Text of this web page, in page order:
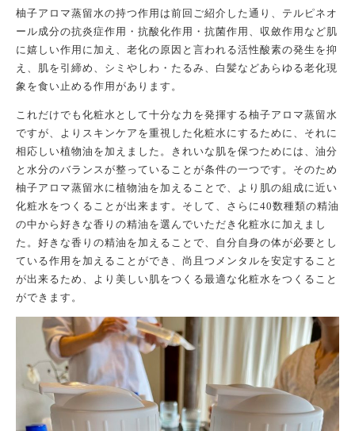
柚子アロマ蒸留水の持つ作用は前回ご紹介 した通り、テルピネオ
ール成分の抗炎症作用・抗酸化作用・抗菌作用、収斂作用など肌
に嬉しい作用に加え 、 老化の原因と言われる活性酸素の発生を抑
え、肌を引締め、シミやしわ・たるみ、白髪などあらゆる老化現
象を食い止める作用があります。
これだけでも化粧水として十分な力を発揮する柚子アロマ蒸留水
ですが、よりスキンケアを重視した化粧水にするために、 それに
相応しい植物油を 加えました 。きれいな肌を保つためには、油分
と水分のバランスが整っていることが条件の一つです。そのため
柚子アロマ蒸留水に植物油を加えることで、 より肌の組成に近い
化粧水をつくることが出来ます。そして、 さら に40数種類の精油
の中から 好きな香りの精油を選んでいただき化粧水に 加え まし
た 。好きな香りの精油を加えることで、自分自身の体が必要とし
ている作用を 加える ことができ、尚且つメンタルを安定すること
が出来るため、より美しい肌をつく る最適な化粧水をつく る こと
ができます。